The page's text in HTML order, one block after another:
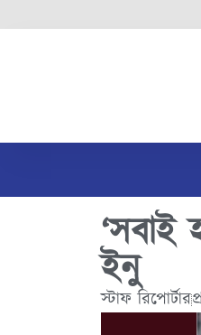
ইনু
স্টাফ রিপোর্টার